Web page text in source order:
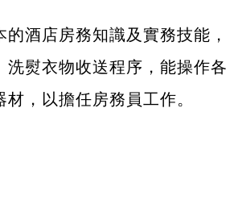
酒店房務知識及實務技能，
洗熨衣物收送程序，能操作各
，以擔任房務員工作。